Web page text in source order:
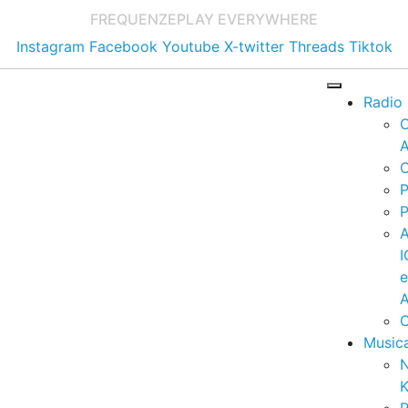
FREQUENZEPLAY EVERYWHERE
Instagram Facebook Youtube X-twitter Threads Tiktok
Radio
e